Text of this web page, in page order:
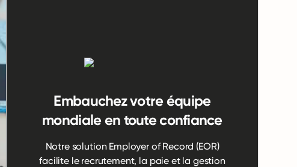
Embauchez votre équipe
mondiale en toute confiance
Notre solution Employer of Record (EOR)
facilite le recrutement, la paie et la gestion